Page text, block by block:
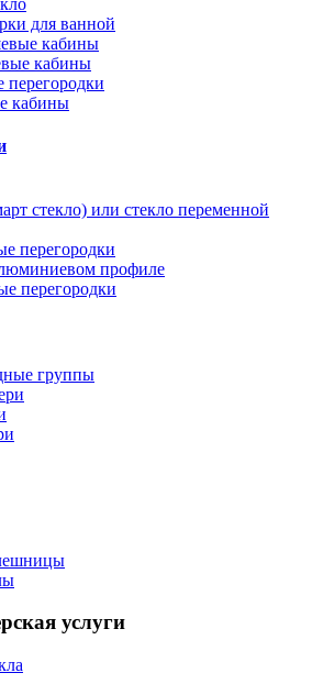
для ванной
кабины
кабины
кабины
стекло) или стекло переменной
перегородки
профиле
перегородки
группы
услуги